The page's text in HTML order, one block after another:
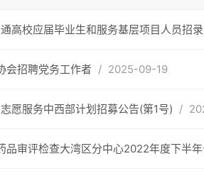
高校应届毕业生和服务基层项目人员招
会招聘党务工作者 / 2025-09-19
愿服务中西部计划招募公告(第1号) /
品审评检查大湾区分中心2022年度下半